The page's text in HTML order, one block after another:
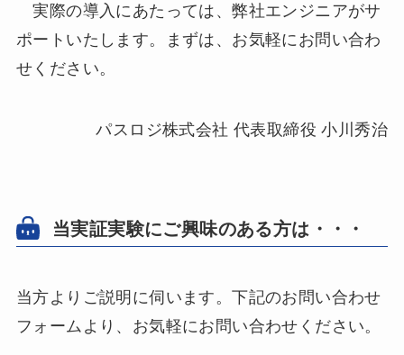
実際の導入にあたっては、弊社エンジニアがサ
ポートいたします。まずは、お気軽にお問い合わ
せください。
パスロジ株式会社 代表取締役 小川秀治
当実証実験にご興味のある方は・・・
当方よりご説明に伺います。下記のお問い合わせ
フォームより、お気軽にお問い合わせください。